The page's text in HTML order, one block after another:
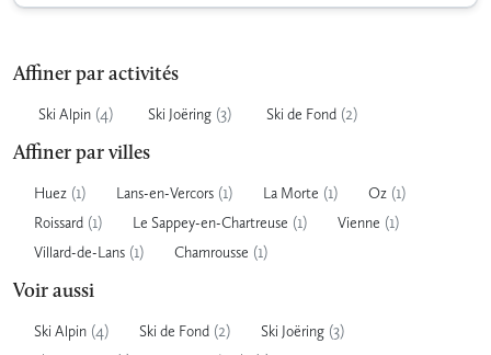
Affiner par activités
Ski Alpin (4) Ski Joëring (3) Ski de Fond (2)
Affiner par villes
Huez (1) Lans-en-Vercors (1) La Morte (1) Oz (1)
Roissard (1) Le Sappey-en-Chartreuse (1) Vienne (1)
Villard-de-Lans (1) Chamrousse (1)
Voir aussi
Ski Alpin (4) Ski de Fond (2) Ski Joëring (3)